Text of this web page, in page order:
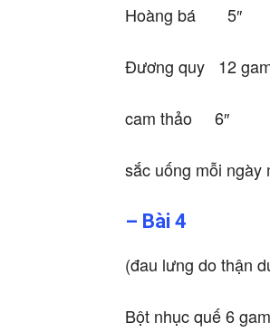
Hoàng bá 5″
Đương quy 12
cam thảo 6″
sắc uống mỗi ngày
– Bài 4
(đau lưng do thận
Bột nhục quế 6